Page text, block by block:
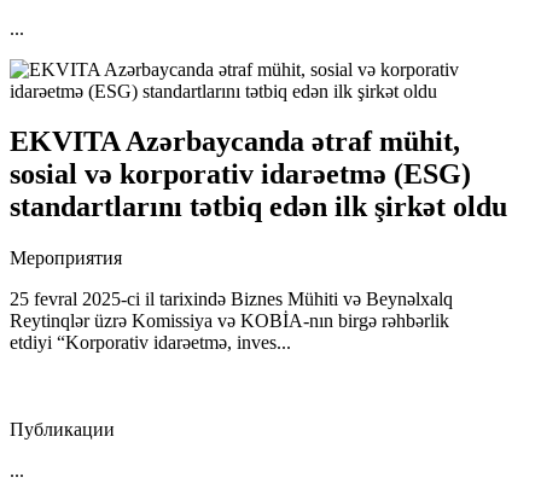
...
EKVITA Azərbaycanda ətraf mühit,
sosial və korporativ idarəetmə (ESG)
standartlarını tətbiq edən ilk şirkət oldu
Мероприятия
25 fevral 2025-ci il tarixində Biznes Mühiti və Beynəlxalq
Reytinqlər üzrə Komissiya və KOBİA-nın birgə rəhbərlik
etdiyi “Korporativ idarəetmə, inves...
Публикации
...